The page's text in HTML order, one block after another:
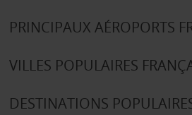
PRINCIPAUX AÉROPORTS
VILLES POPULAIRES
DESTINATIONS